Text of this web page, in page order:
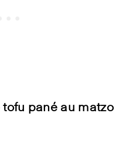
pané au matzo